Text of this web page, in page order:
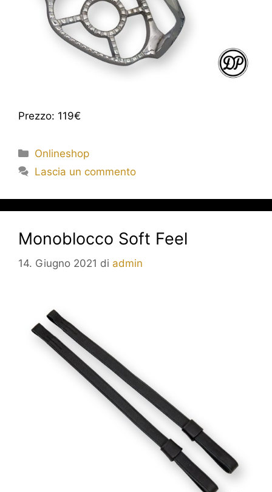
Prezzo: 119€
Onlineshop
Lascia un commento
Monoblocco Soft Feel
14. Giugno 2021 di admin